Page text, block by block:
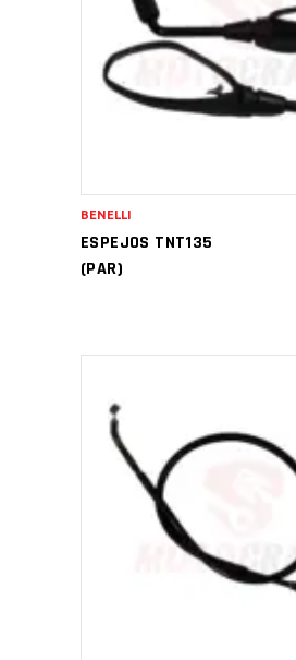
AÑADIR AL CARRITO
ESPEJOS TNT135
(PAR)
BENELLI
AÑADIR AL CARRITO